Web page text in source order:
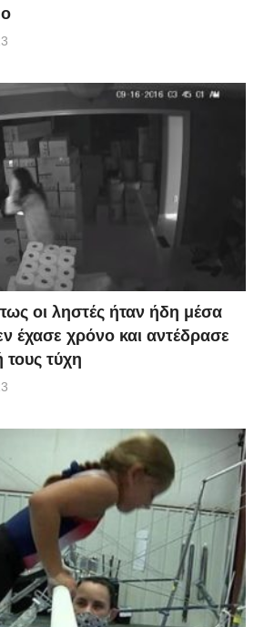
οι ληστές ήταν ήδη μέσα
έχασε χρόνο και αντέδρασε
τους τύχη